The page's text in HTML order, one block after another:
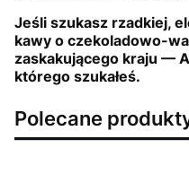
Jeśli szukasz rzadkiej,
kawy o czekoladowo-
zaskakującego kraju —
którego szukałeś.
Polecane